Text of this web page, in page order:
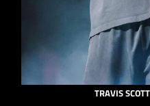
TRAVIS